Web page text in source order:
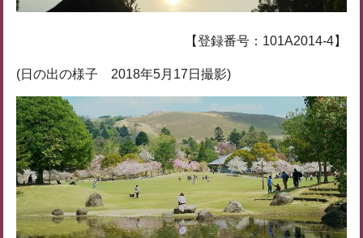
【登録番号：101A2014-4】
(日の出の様子 2018年5月17日撮影)